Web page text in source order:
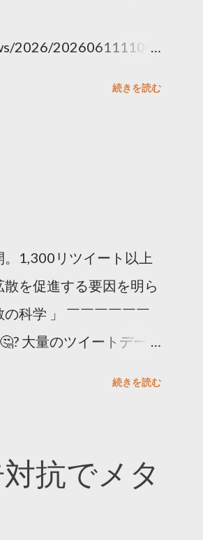
2026/202606111100.
続きを読む
1,300リツイート以上
を促進する要因を明ら
科学 」 ￣￣￣￣￣￣
大量のツイートデータ
続きを読む
抗でメタ